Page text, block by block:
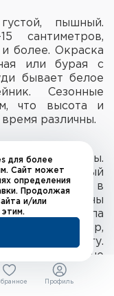
Профиль
пышный.
сантиметров,
более. Окраска
или бурая с
бывает белое
Сезонные
что высота и
различны.
всеядны.
жизни. Бурый
впадают в
характерны
- дупла
постоянных пар,
подолгу.
участия не
1-2, редко 3
для более
Сайт может
определения
Продолжая
и/или